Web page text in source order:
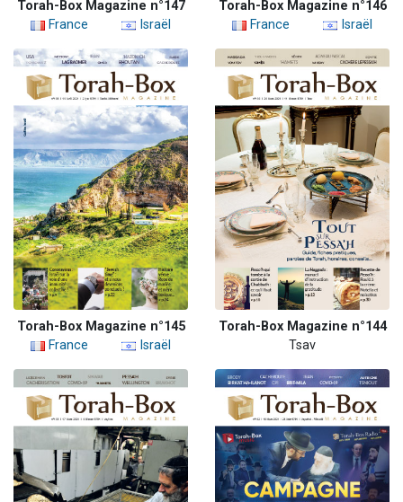
Torah-Box Magazine n°147
France
Israël
Torah-Box Magazine n°146
France
Israël
Torah-Box Magazine n°145
France
Israël
Torah-Box Magazine n°144
Tsav